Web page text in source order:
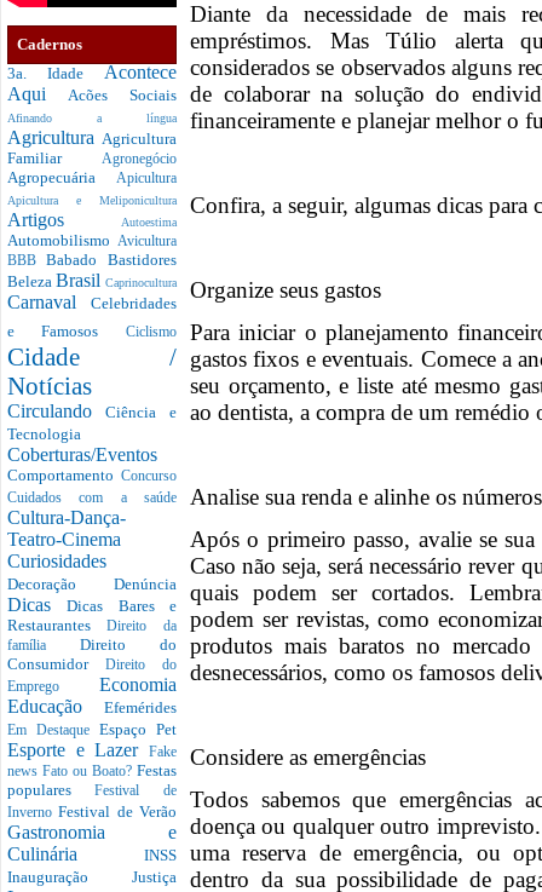
Cadernos
3a. Idade Acontece
Aqui Acões Sociais
Afinando a língua
Agricultura Agricultura
Familiar Agronegócio
Agropecuária Apicultura
Apicultura e Meliponicultura
Artigos Autoestima
Automobilismo Avicultura
BBBBabado Bastidores
Beleza Brasil Caprinocultura
Carnaval Celebridades
e Famosos Ciclismo
Cidade /
Notícias
CirculandoCiência e
Tecnologia
Coberturas/Eventos
Comportamento Concurso
Cuidados com a saúde
Cultura-Dança-
Teatro-Cinema
Curiosidades
Decoração Denúncia
DicasDicas Bares e
RestaurantesDireito da
família Direito do
Consumidor Direito do
Emprego Economia
Educação Efemérides
Em Destaque Espaço Pet
Esporte e Lazer
Fake
news Fato ou Boato? Festas
popularesFestival de
InvernoFestival de Verão
Gastronomia e
Culinária INSS
Inauguração Justiça
Diante da necessidade de mais
empréstimos. Mas Túlio alerta
considerados se observados alguns
de colaborar na solução do
financeiramente e planejar melhor o
Confira, a seguir, algumas dicas para
Organize seus gastos
Para iniciar o planejamento
gastos fixos e eventuais. Comece a
seu orçamento, e liste até mesmo
ao dentista, a compra de um
Analise sua renda e alinhe os números
Após o primeiro passo, avalie se
Caso não seja, será necessário rever
quais podem ser cortados.
podem ser revistas, como
produtos mais baratos no
desnecessários, como os famosos
Considere as emergências
Todos sabemos que emergências
doença ou qualquer outro imprevisto.
uma reserva de emergência, ou
dentro da sua possibilidade de